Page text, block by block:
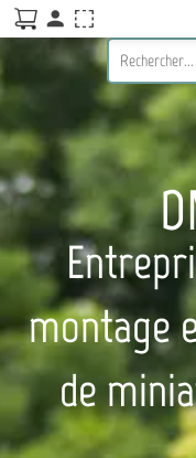
montage
de
person